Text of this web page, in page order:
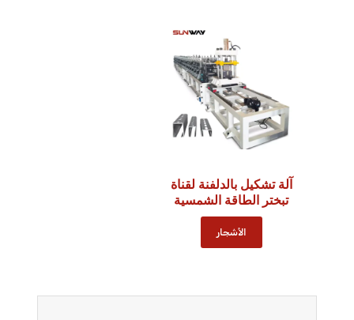
آلة تشكيل بالدلفنة لقناة
تبختر الطاقة الشمسية
الأشجار